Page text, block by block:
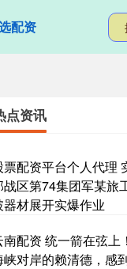
配资
点资讯
票配资平台个人代理
战区第74集团军某旅
器材展开实爆作业
南配资 统一箭在弦上
峡对岸的赖清德，感